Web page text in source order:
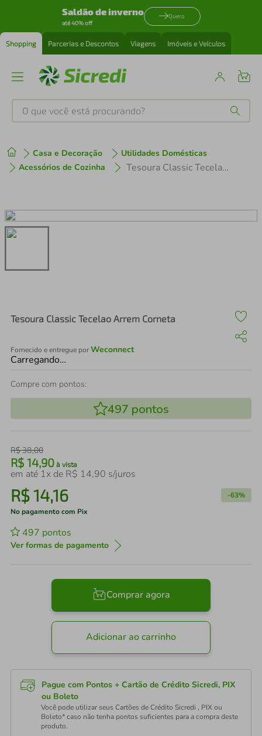
Saldão de inverno
até 40% off
Quero
Shopping Parcerias e Descontos Viagens Imóveis e Veículos
O que você está procurando?
Casa e Decoração
Utilidades Domésticas
Acessórios de Cozinha
Tesoura Classic Tecelao Arrem Corneta
Tesoura Classic Tecelao Arrem Corneta
Fornecido e entregue porWeconnect
Carregando…
Compre com pontos:
497 pontos
R$38,00
R$ 14,90 à vista
em até 1x de R$ 14,90 s/juros
R$14,16 -63%
No pagamento com Pix
497 pontos
Ver formas de pagamento
Comprar agora
Adicionar ao carrinho
Pague com Pontos + Cartão de Crédito Sicredi, PIX
ou Boleto
Você pode utilizar seus Cartões de Crédito Sicredi , PIX ou
Boleto* caso não tenha pontos suficientes para a compra deste
produto.
1º tenis
3º